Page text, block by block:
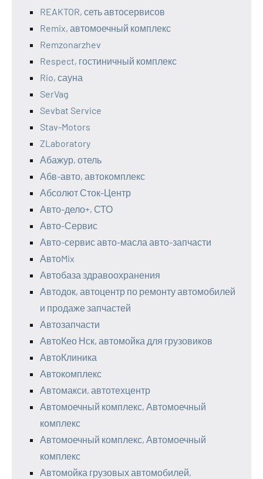
REAKTOR, сеть автосервисов
Remix, автомоечный комплекс
Remzonarzhev
Respect, гостиничный комплекс
Rio, сауна
SerVag
Sevbat Service
Stav-Motors
ZLaboratory
Абажур, отель
Абв-авто, автокомплекс
Абсолют Сток-Центр
Авто-дело+, СТО
Авто-Сервис
Авто-сервис авто-масла авто-запчасти
АвтоMix
Автобаза здравоохранения
Автодок, автоцентр по ремонту автомобилей
и продаже запчастей
Автозапчасти
АвтоКео Нск, автомойка для грузовиков
АвтоКлиника
Автокомплекс
Автомакси, автотехцентр
Автомоечный комплекс, Автомоечный
комплекс
Автомоечный комплекс, Автомоечный
комплекс
Автомойка грузовых автомобилей,